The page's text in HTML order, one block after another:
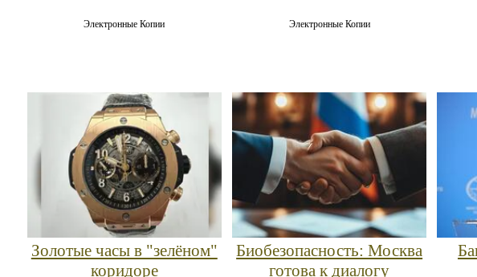
Электронные Копии Электронные Копии
Золотые часы в "зелёном"
коридоре
Биобезопасность: Москва
готова к диалогу